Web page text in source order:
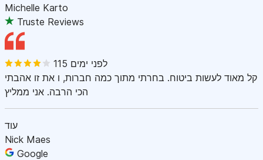
Michelle Karto
Truste Reviews
115 לפני ימים
קל מאוד לעשות ביטוח. בחרתי מתוך כמה חברות, ו את זו אהבתי
הכי הרבה. אני ממליץ
עוד
Nick Maes
Google